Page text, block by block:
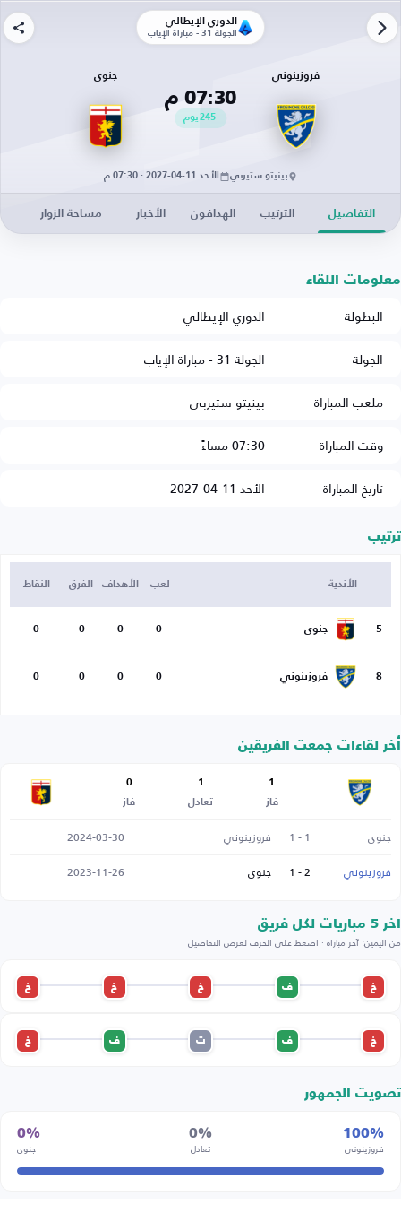
الدوري الإيطالي
الجولة 31 - مباراة الإياب
فروزينوني
07:30 م
245يوم
جنوى
بينيتو ستيربي الأحد 11-04-2027 · 07:30 م
التفاصيل الترتيب الهدافون الأخبار مساحة الزوار
معلومات اللقاء
البطولة
الدوري الإيطالي
الجولة
الجولة 31 - مباراة الإياب
ملعب المباراة
بينيتو ستيربي
وقت المباراة
07:30 مساءً
تاريخ المباراة
الأحد 11-04-2027
ترتيب
الأندية لعب الأهداف الفرق النقاط
5 جنوى 0
0
0
0
8 فروزينوني 0
0
0
0
أخر لقاءات جمعت الفريقين
1
فاز
1
تعادل
0
فاز
جنوى 1 - 1 فروزينوني
2024-03-30
فروزينوني
2 - 1 جنوى 2023-11-26
اخر 5 مباريات لكل فريق
من اليمين: آخر مباراة · اضغط على الحرف لعرض التفاصيل
خ ف خ خ خ
خ ف ت ف خ
تصويت الجمهور
100%
فروزينوني
0%
تعادل
0%
جنوى